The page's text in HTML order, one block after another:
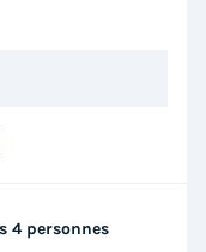
4 personnes